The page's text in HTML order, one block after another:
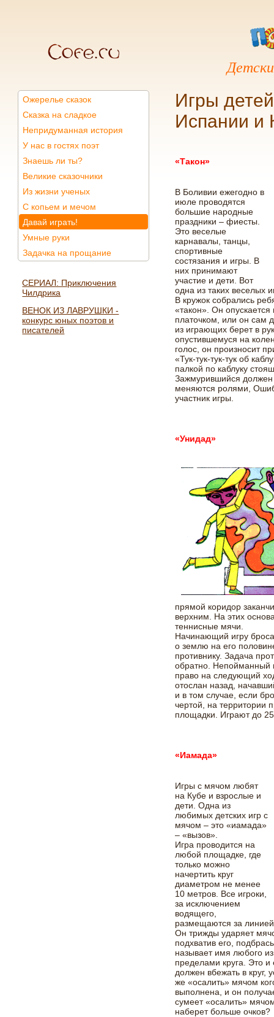
Ожерелье сказок
Сказка на сладкое
Непридуманная история
У нас в гостях поэт
Знаешь ли ты?
Великие сказочники
Из жизни ученых
С копьем и мечом
Давай играть!
Умные руки
Задачка на прощание
СЕРИАЛ: Приключения
Чилдрика
ВЕНОК ИЗ ЛАВРУШКИ -
конкурс юных поэтов и
писателей
Игры
Испании и
«Такон»
В Боливии ежегодно в
июле проводятся
большие народные
праздники – фиесты.
Это веселые
карнавалы, танцы,
спортивные
состязания и игры. В
них принимают
участие и дети. Вот
одна из таких веселых
В кружок собрались
«такон». Он
платочком, или он сам
из играющих берет в
опустившемуся на
голос, он произносит
«Тук-тук-тук-тук об
палкой по каблуку
Зажмурившийся должен
меняются ролями,
участник игры.
«Унидад»
прямой коридор
верхним. На этих
теннисные мячи.
Начинающий игру
о землю на его
противнику. Задача
обратно. Непойманный
право на следующий
отослан назад,
и в том случае, если
чертой, на территории
площадки. Играют до
«Иамада»
Игры с мячом любят
на Кубе и взрослые и
дети. Одна из
любимых детских игр с
мячом – это «иамада»
– «вызов».
Игра проводится на
любой площадке, где
только можно
начертить круг
диаметром не менее
10 метров. Все игроки,
за исключением
водящего,
размещаются за
Он трижды ударяет
подхватив его,
называет имя любого
пределами круга. Это и
должен вбежать в круг,
же «осалить» мячом
выполнена, и он
сумеет «осалить»
наберет больше очков?